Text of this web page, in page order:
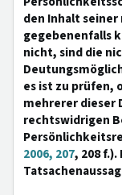
den Inhalt
gegebenenfalls
nicht, sind die
es ist zu prüfen,
mehrerer dieser
rechtswidrigen
2006, 207, 208